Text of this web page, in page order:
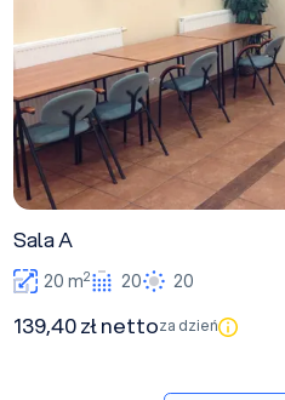
Sala A
20 m2 20 20
139,40 zł nettoza dzień